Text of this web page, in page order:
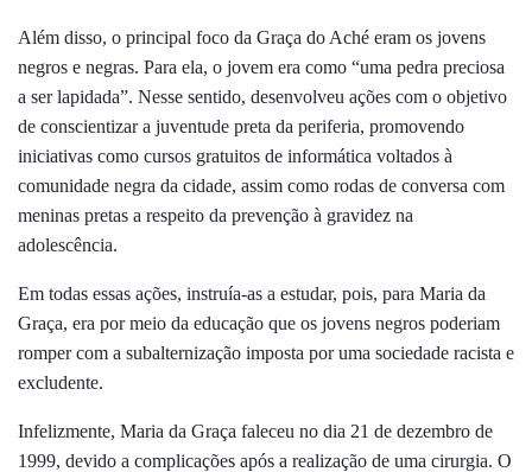
Além disso, o principal foco da Graça do Aché eram os jovens
negros e negras. Para ela, o jovem era como “uma pedra preciosa
a ser lapidada”. Nesse sentido, desenvolveu ações com o objetivo
de conscientizar a juventude preta da periferia, promovendo
iniciativas como cursos gratuitos de informática voltados à
comunidade negra da cidade, assim como rodas de conversa com
meninas pretas a respeito da prevenção à gravidez na
adolescência.
Em todas essas ações, instruía-as a estudar, pois, para Maria da
Graça, era por meio da educação que os jovens negros poderiam
romper com a subalternização imposta por uma sociedade racista e
excludente.
Infelizmente, Maria da Graça faleceu no dia 21 de dezembro de
1999, devido a complicações após a realização de uma cirurgia. O